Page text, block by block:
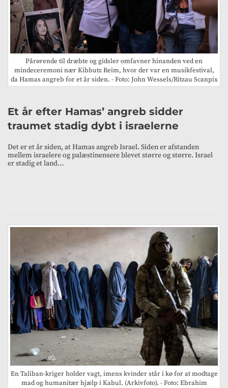
Pårørende til dræbte og gidsler omfavner hinanden ved en
mindeceremoni nær Kibbutz Reim, hvor der var en musikfestival,
da Hamas angreb for et år siden. - Foto: John Wessels/Ritzau Scanpix
Et år efter Hamas’ angreb sidder
traumet stadig dybt i israelerne
Det er et år siden, at Hamas angreb Israel. Siden er afstanden
mellem israelere og palæstinensere blevet større og større. Israel
er stadig et land…
En Taliban-kriger holder vagt, imens kvinder står i kø for at modtage
mad og humanitær hjælp i Kabul. (Arkivfoto). - Foto: Ebrahim